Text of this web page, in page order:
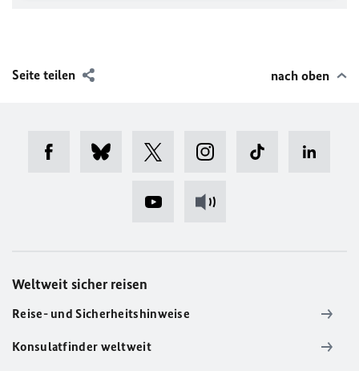
Seite teilen nach oben
Weltweit sicher reisen
Reise- und Sicherheitshinweise
Konsulatfinder weltweit